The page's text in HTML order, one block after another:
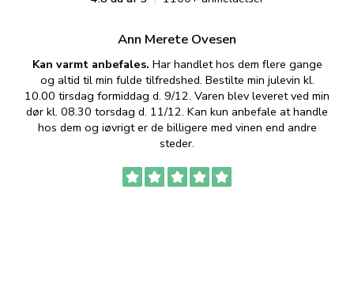
Ann Merete Ovesen
Kan varmt anbefales. Har handlet hos dem flere gange
og altid til min fulde tilfredshed. Bestilte min julevin kl.
10.00 tirsdag formiddag d. 9/12. Varen blev leveret ved min
dør kl. 08.30 torsdag d. 11/12. Kan kun anbefale at handle
hos dem og iøvrigt er de billigere med vinen end andre
steder.